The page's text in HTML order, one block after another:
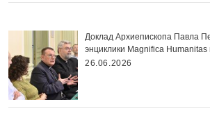
Доклад Архиепископа Павла
энциклики Magnifica Нumanitas
26.06.2026